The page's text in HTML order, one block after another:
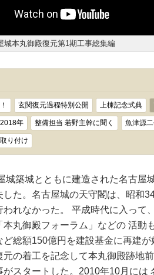
城本丸御殿復元第1期工事総集編
玄関復元過程特別公開 上棟記念式典
年 整備担当 若野主幹に聞く 魚津源
り付け
城築城とともに建造された名古屋
した。名古屋城の天守閣は、昭和
われなかった。 平成時代に入って
本丸御殿フォーラム」などの 活動
ど総額150億円を建設基金に再建
元の着工を記念して本丸御殿跡地
がスタートした。2010年10月には